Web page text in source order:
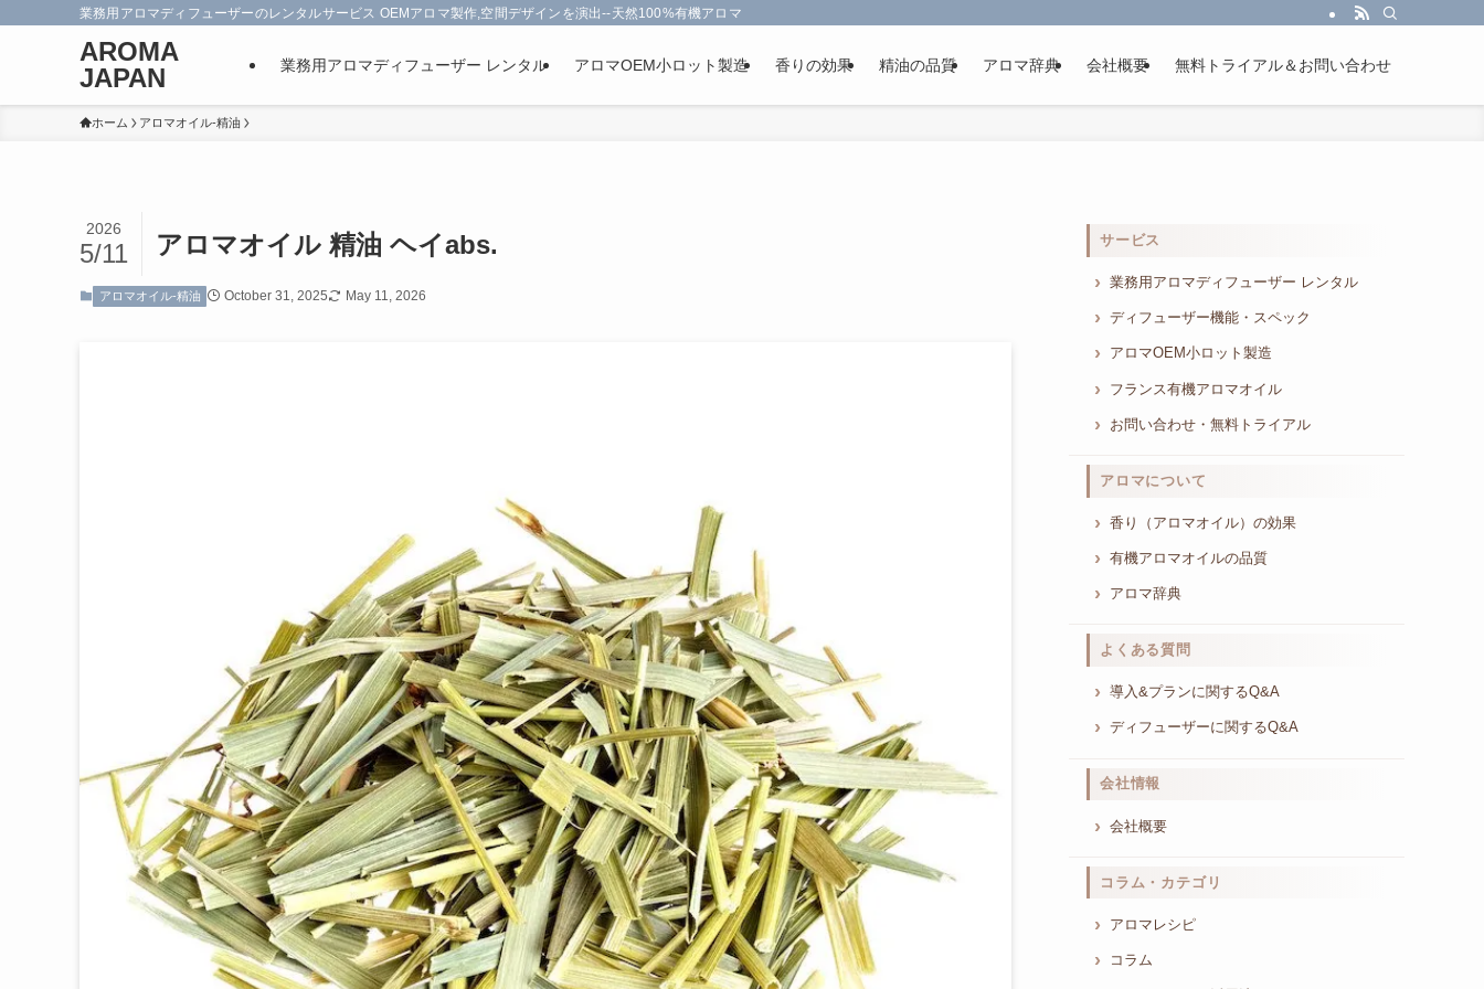
業務用アロマディフューザーのレンタルサービス OEMアロマ製作,空間デザインを演出--天然100%有機アロマオイルを使用-フランス政府認定
AROMA
JAPAN
業務用アロマディフューザー レンタル アロマOEM小ロット製造 香りの効果 精油の品質 アロマ辞典 会社概要 無料トライアル＆お問い合わせ
ホーム アロマオイル-精油
アロマオイル 精油 ヘイabs.
2026
5/11
アロマオイル-精油 October 31, 2025 May 11, 2026
サービス
業務用アロマディフューザー レンタル
ディフューザー機能・スペック
アロマOEM小ロット製造
フランス有機アロマオイル
お問い合わせ・無料トライアル
アロマについて
香り（アロマオイル）の効果
有機アロマオイルの品質
アロマ辞典
よくある質問
導入&プランに関するQ&A
ディフューザーに関するQ&A
会社情報
会社概要
コラム・カテゴリ
アロマレシピ
コラム